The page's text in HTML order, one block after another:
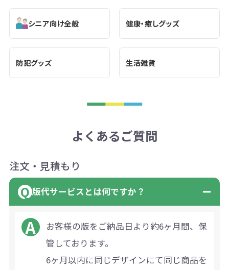
シニア向け全般 健康・癒しグッズ
防犯グッズ 生活雑貨
よくあるご質問
注文・見積もり
版代サービスとは何ですか？
お客様の版をご納品日より約6ヶ月間、保
管しております。
6ヶ月以内に同じデザインにて同じ商品を